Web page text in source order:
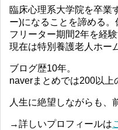
臨床心理系大学院を卒業
ー)になることを諦める。
フリーター期間2年を経験
現在は特別養護老人ホー
ブログ歴10年。
naverまとめでは200以上
人生に絶望しながらも、
→詳しいプロフィールは